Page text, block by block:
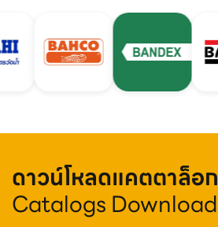
ดาวน์โหลดแคตตาล็อก
Catalogs Download